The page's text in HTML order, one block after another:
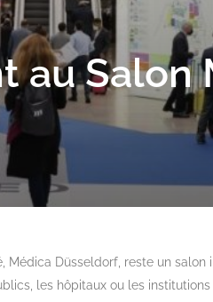
au Salon
Düsseldorf, reste un salon
les hôpitaux ou les institutions